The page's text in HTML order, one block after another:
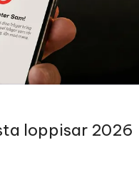
loppisar 2026